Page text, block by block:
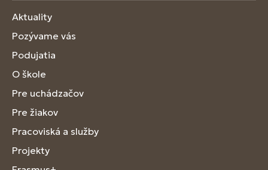
Aktuality
Pozývame vás
Podujatia
O škole
Pre uchádzačov
Pre žiakov
Pracoviská a služby
Projekty